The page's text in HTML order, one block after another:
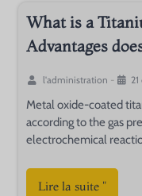
What is a
Advantages
l'administration -
Metal oxide-coated
according to the gas
electrochemical
Lire la suite "